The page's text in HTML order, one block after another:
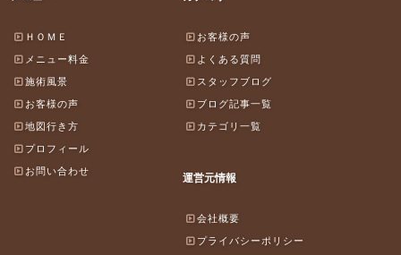
ＨＯＭＥ
メニュー料金
施術風景
お客様の声
地図行き方
プロフィール
お問い合わせ
お客様の声
よくある質問
スタッフブログ
ブログ記事一覧
カテゴリ一覧
運営元情報
会社概要
プライバシーポリシー